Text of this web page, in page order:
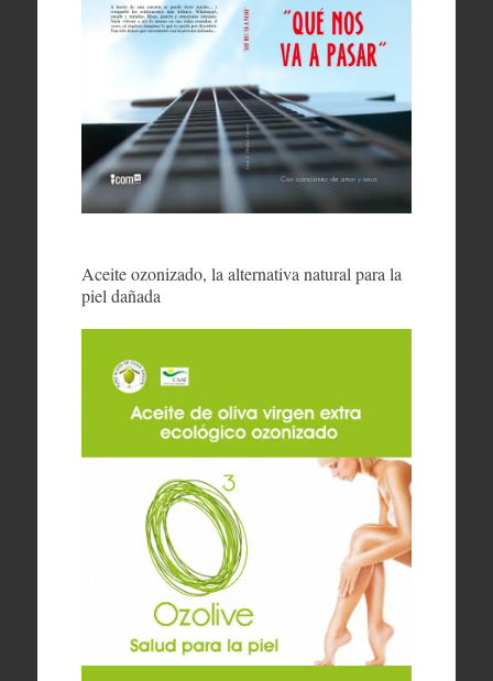
Aceite ozonizado, la alternativa natural para la
piel dañada